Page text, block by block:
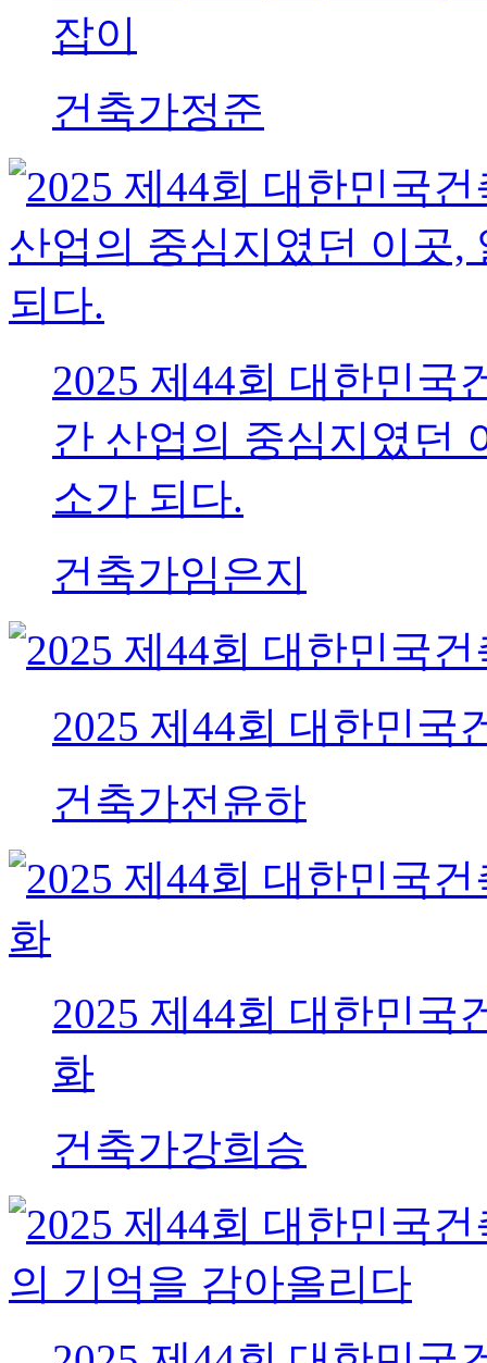
잡이
건축가정준
2025 제44회 대한민국
간 산업의 중심지였던
소가 되다.
건축가임은지
2025 제44회 대한민국
건축가전윤하
2025 제44회 대한민국
화
건축가강희승